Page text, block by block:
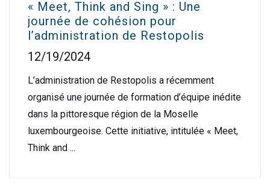
« Meet, Think and Sing » : Une
journée de cohésion pour
l’administration de Restopolis
12/19/2024
L’administration de Restopolis a récemment
organisé une journée de formation d’équipe inédite
dans la pittoresque région de la Moselle
luxembourgeoise. Cette initiative, intitulée « Meet,
Think and ...